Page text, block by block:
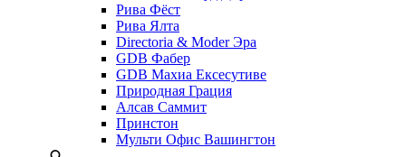
Рива Фёст
Рива Ялта
Directoria & Moder Эра
GDB Фабер
GDB Махиа Ексесутиве
Природная Грация
Алсав Саммит
Принстон
Мульти Офис Вашингтон